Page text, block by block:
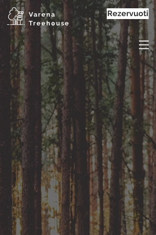
Varena
Treehouse
Rezervuoti